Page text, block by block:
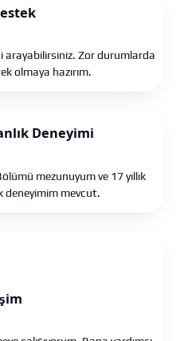
arayabilirsiniz. Zor durumlarda
olmaya hazırım.
Deneyimi
mezunuyum ve 17 yıllık
deneyimim mevcut.